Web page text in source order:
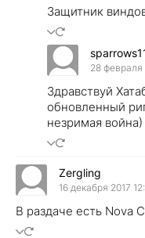
Защитник
28 февраля
Здравствуй
обновленный
незримая война)
Zergling
16 декабря 2017
В раздаче есть Nova